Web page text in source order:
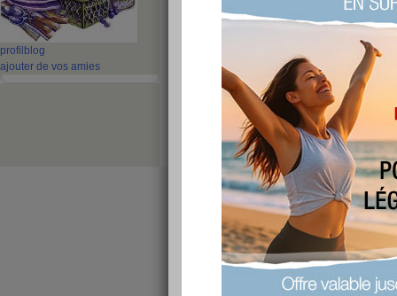
profil blog
ajouter de vos amies
les 3 moments
derniers jours
publié le 20/03/2013 à 19:14
alors il m'a été difficile de les trouver car en
bordel et il y a plus de mauvaise choses que
alors le premier moment de bonheur c'est
enfin être titularisé
le deuxième c'est que on m'a accordé mon
gagné !! donc je vais pouvoir aller passer mes
la troisième c'est que je vais me preparer un